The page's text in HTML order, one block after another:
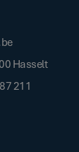
Hasselt
211